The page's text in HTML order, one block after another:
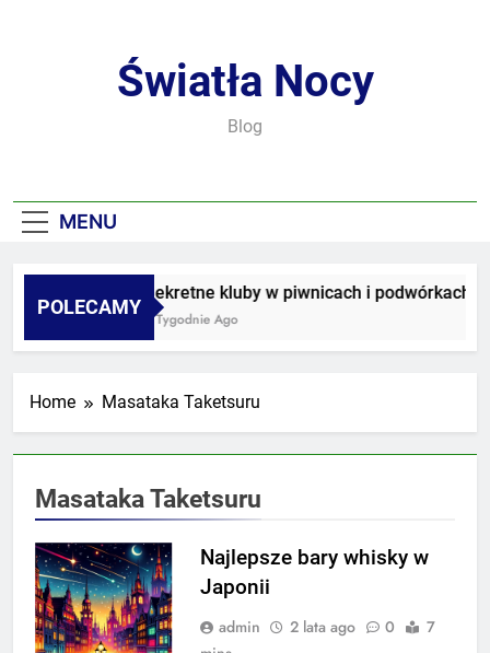
Światła Nocy
Blog
MENU
POLECAMY
Sekretne kluby w piwnicach i podwórkach
3 Tygodnie Ago
Home Masataka Taketsuru
Masataka Taketsuru
Najlepsze bary whisky w
Japonii
admin 2 lata ago 0
7